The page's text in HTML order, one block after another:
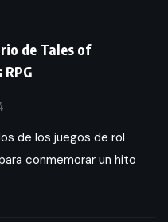
de Tales of
de los juegos de rol
conmemorar un hito